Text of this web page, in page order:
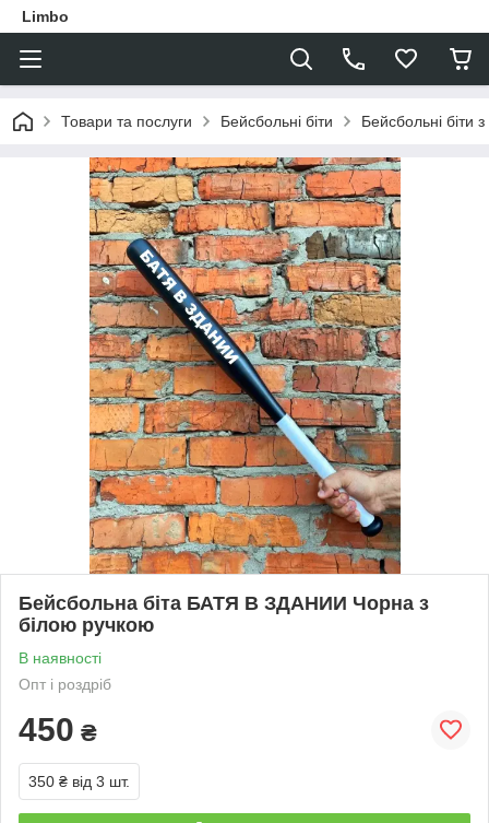
Limbo
Товари та послуги Бейсбольні біти Бейсбольні біти
Бейсбольна біта БАТЯ В ЗДАНИИ Чорна з
білою ручкою
В наявності
Опт і роздріб
450 ₴
350 ₴ від 3 шт.